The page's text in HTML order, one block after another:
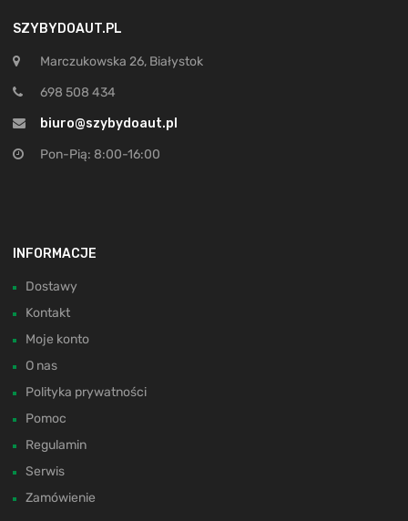
SZYBYDOAUT.PL
Marczukowska 26, Białystok
698 508 434
biuro@szybydoaut.pl
Pon-Pią: 8:00-16:00
INFORMACJE
Dostawy
Kontakt
Moje konto
O nas
Polityka prywatności
Pomoc
Regulamin
Serwis
Zamówienie